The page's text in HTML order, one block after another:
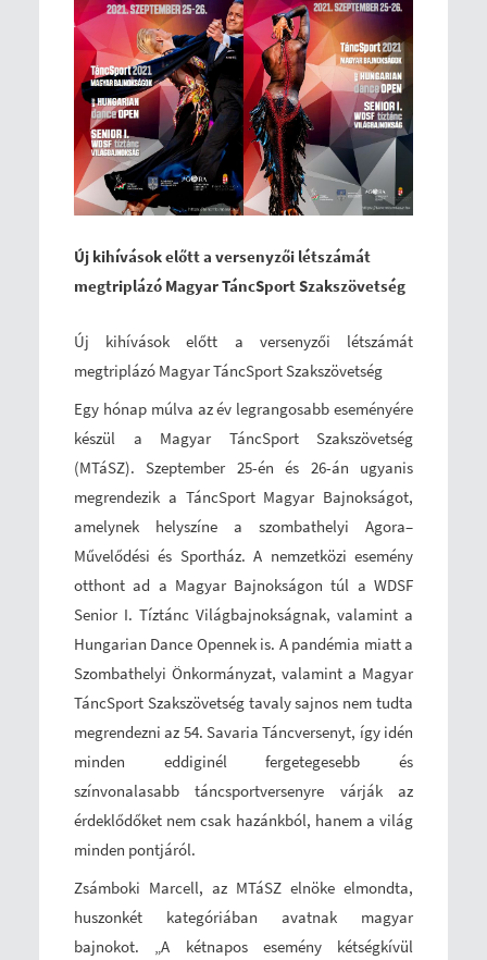
Új kihívások előtt a versenyzői létszámát
megtriplázó Magyar TáncSport Szakszövetség
Új kihívások előtt a versenyzői létszámát
megtriplázó Magyar TáncSport Szakszövetség
Egy hónap múlva az év legrangosabb eseményére
készül a Magyar TáncSport Szakszövetség
(MTáSZ). Szeptember 25-én és 26-án ugyanis
megrendezik a TáncSport Magyar Bajnokságot,
amelynek helyszíne a szombathelyi Agora–
Művelődési és Sportház. A nemzetközi esemény
otthont ad a Magyar Bajnokságon túl a WDSF
Senior I. Tíztánc Világbajnokságnak, valamint a
Hungarian Dance Opennek is. A pandémia miatt a
Szombathelyi Önkormányzat, valamint a Magyar
TáncSport Szakszövetség tavaly sajnos nem tudta
megrendezni az 54. Savaria Táncversenyt, így idén
minden eddiginél fergetegesebb és
színvonalasabb táncsportversenyre várják az
érdeklődőket nem csak hazánkból, hanem a világ
minden pontjáról.
Zsámboki Marcell, az MTáSZ elnöke elmondta,
huszonkét kategóriában avatnak magyar
bajnokot. „A kétnapos esemény kétségkívül